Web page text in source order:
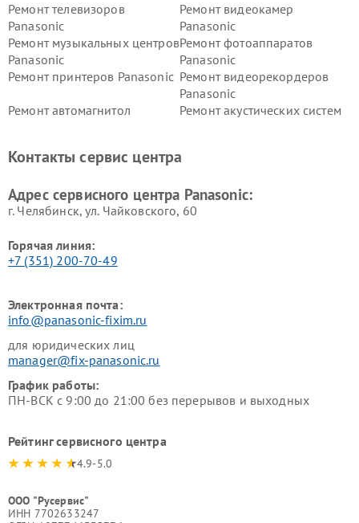
Ремонт телевизоров
Panasonic
Ремонт видеокамер
Panasonic
Ремонт музыкальных центров
Panasonic
Ремонт фотоаппаратов
Panasonic
Ремонт принтеров Panasonic Ремонт видеорекордеров
Panasonic
Ремонт автомагнитол
Ремонт акустических систем
панелей Panasonic
Контакты сервис центра
Адрес сервисного центра Panasonic:
г. Челябинск, ул. Чайковского, 60
Горячая линия:
+7 (351) 200-70-49
Электронная почта:
info@panasonic-fixim.ru
для юридических лиц
manager@fix-panasonic.ru
График работы:
ПН-ВСК с 9:00 до 21:00 без перерывов и выходных
Рейтинг сервисного центра
4.9-5.0
ООО "Русервис"
ИНН 7702633247